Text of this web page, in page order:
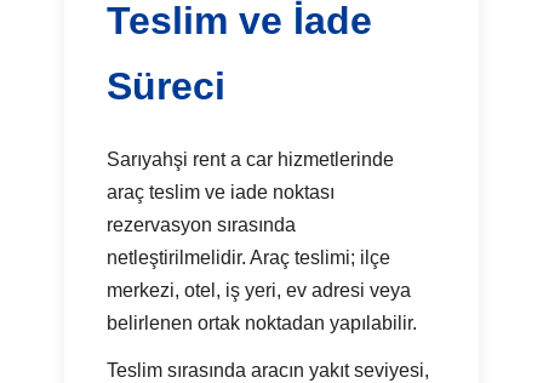
Teslim ve İade
Süreci
Sarıyahşi rent a car hizmetlerinde
araç teslim ve iade noktası
rezervasyon sırasında
netleştirilmelidir. Araç teslimi; ilçe
merkezi, otel, iş yeri, ev adresi veya
belirlenen ortak noktadan yapılabilir.
Teslim sırasında aracın yakıt seviyesi,